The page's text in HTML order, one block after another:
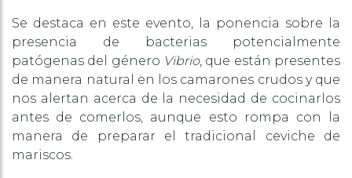
Se destaca en este evento, la ponencia sobre la
presencia de bacterias potencialmente
patógenas del género Vibrio, que están presentes
de manera natural en los camarones crudos y que
nos alertan acerca de la necesidad de cocinarlos
antes de comerlos, aunque esto rompa con la
manera de preparar el tradicional ceviche de
mariscos.